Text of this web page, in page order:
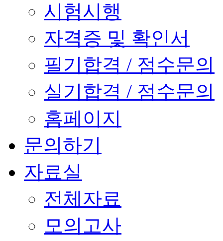
시험시행
자격증 및 확인서
필기합격 / 점수문의
실기합격 / 점수문의
홈페이지
문의하기
자료실
전체자료
모의고사